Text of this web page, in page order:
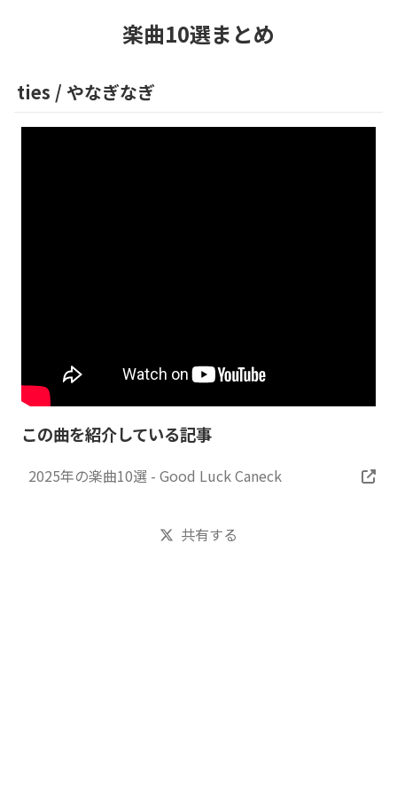
楽曲10選まとめ
ties / やなぎなぎ
この曲を紹介している記事
2025年の楽曲10選 - Good Luck Caneck
共有する